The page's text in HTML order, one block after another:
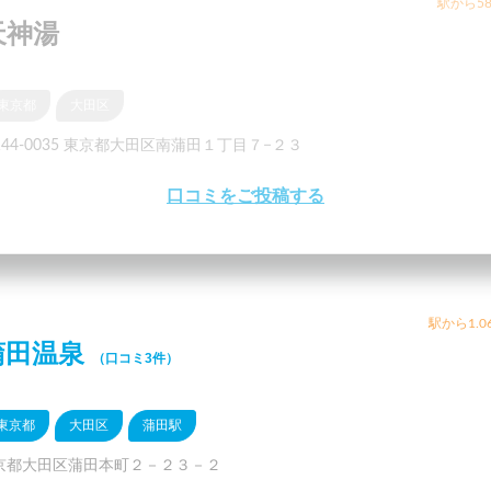
駅から
神湯
0035 東京都大田区南蒲田１丁目７−２３
口コミをご投稿する
駅から
温泉 （口コミ3件）
京都 大田区 蒲田駅
都大田区蒲田本町２－２３－２